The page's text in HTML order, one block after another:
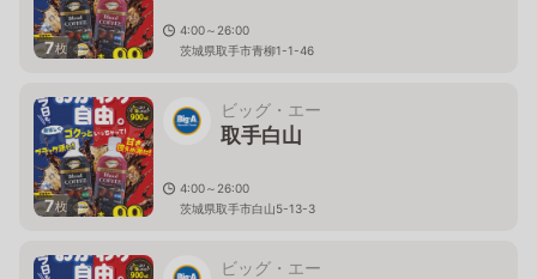
7枚
4:00～26:00
茨城県取手市青柳1-1-46
7枚
ビッグ・エー
取手白山
4:00～26:00
茨城県取手市白山5-13-3
ビッグ・エー